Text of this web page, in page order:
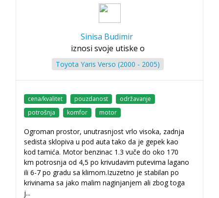
Sinisa Budimir
iznosi svoje utiske o
Toyota Yaris Verso (2000 - 2005)
cena/kvalitet pouzdanost
održavanje
potrošnja
komfor motor
Ogroman prostor, unutrasnjost vrlo visoka, zadnja
sedista sklopiva u pod auta tako da je gepek kao
kod tamića. Motor benzinac 1.3 vuče do oko 170
km potrosnja od 4,5 po krivudavim putevima lagano
ili 6-7 po gradu sa klimom.Izuzetno je stabilan po
krivinama sa jako malim naginjanjem ali zbog toga
j...